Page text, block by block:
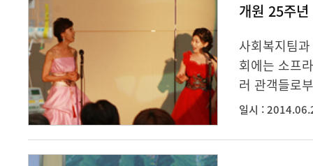
개원 25주년
사회복지팀
회에는 소프
러 관객들로
일시 :